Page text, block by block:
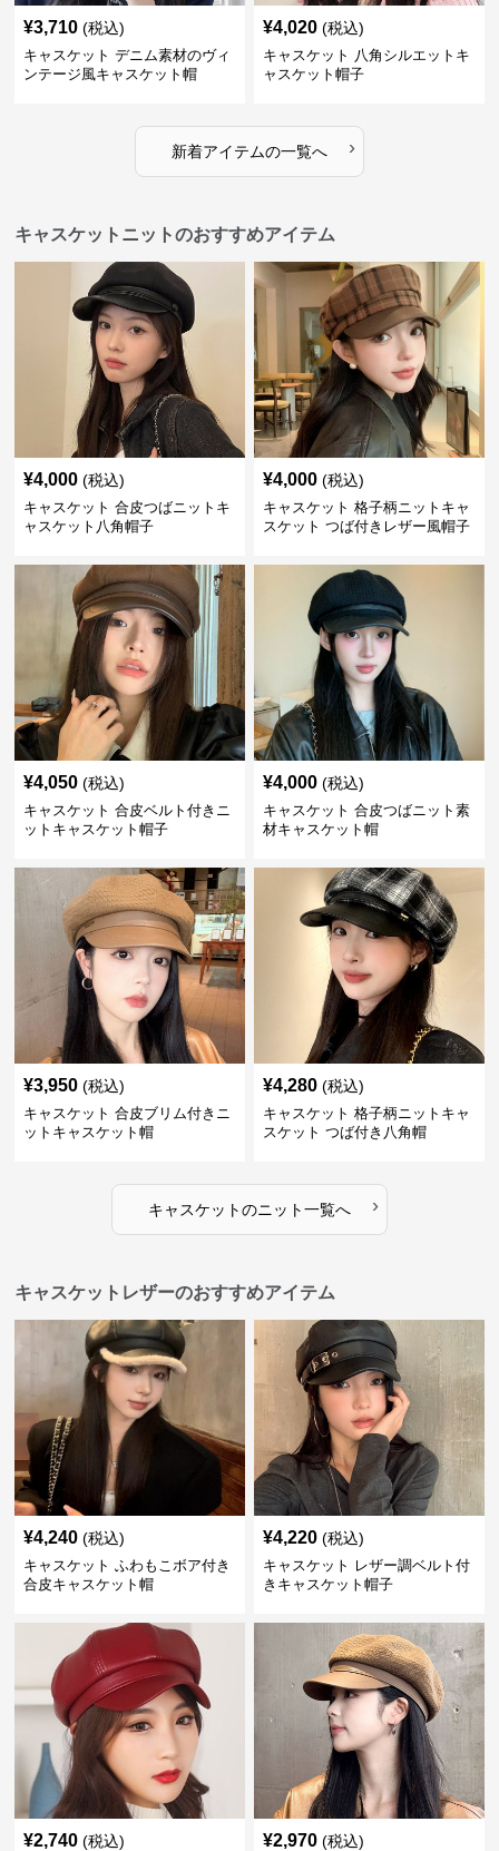
¥3,710 (税込)
キャスケット デニム素材のヴィ
ンテージ風キャスケット帽
¥4,020 (税込)
キャスケット 八角シルエットキ
ャスケット帽子
新着アイテムの一覧へ ›
キャスケットニットのおすすめアイテム
¥4,000 (税込)
キャスケット 合皮つばニットキ
ャスケット八角帽子
¥4,000 (税込)
キャスケット 格子柄ニットキャ
スケット つば付きレザー風帽子
¥4,050 (税込)
キャスケット 合皮ベルト付きニ
ットキャスケット帽子
¥4,000 (税込)
キャスケット 合皮つばニット素
材キャスケット帽
¥3,950 (税込)
キャスケット 合皮ブリム付きニ
ットキャスケット帽
¥4,280 (税込)
キャスケット 格子柄ニットキャ
スケット つば付き八角帽
キャスケットのニット一覧へ ›
キャスケットレザーのおすすめアイテム
¥4,240 (税込)
キャスケット ふわもこボア付き
合皮キャスケット帽
¥4,220 (税込)
キャスケット レザー調ベルト付
きキャスケット帽子
¥2,740 (税込) ¥2,970 (税込)